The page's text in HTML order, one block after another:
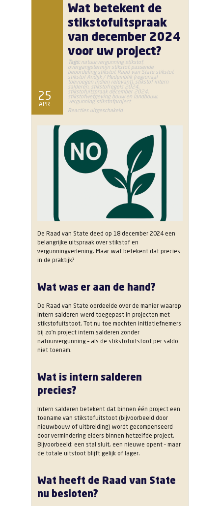
25
APR
Wat betekent de
stikstofuitspraak
van december 2024
voor uw project?
Tags: natuurvergunning stikstof,
overgangstermijn stikstof, passende
beoordeling stikstof, Raad van State stikstof,
stikstof Andijk / Medemblik (regionaal
toevoegen indien relevant), stikstof intern
salderen stikstofregels 2024
stikstofuitspraak december 2024
stikstofwetgeving bouw en landbouw,
vergunning stikstofproject
Reacties uitgeschakeldvoor
stikstofuitspraak
december
2024
voor
uw
project?
De Raad van State deed op 18 december 2024 een
belangrijke uitspraak over stikstof en
vergunningverlening. Maar wat betekent dat precies
in de praktijk?
Wat was er aan de hand?
De Raad van State oordeelde over de manier waarop
intern salderen werd toegepast in projecten met
stikstofuitstoot. Tot nu toe mochten initiatiefnemers
bij zo’n project intern salderen zonder
natuurvergunning – als de stikstofuitstoot per saldo
niet toenam.
Wat is intern salderen
precies?
Intern salderen betekent dat binnen één project een
toename van stikstofuitstoot (bijvoorbeeld door
nieuwbouw of uitbreiding) wordt gecompenseerd
door vermindering elders binnen hetzelfde project.
Bijvoorbeeld: een stal sluit, een nieuwe opent – maar
de totale uitstoot blijft gelijk of lager.
Wat heeft de Raad van State
nu besloten?